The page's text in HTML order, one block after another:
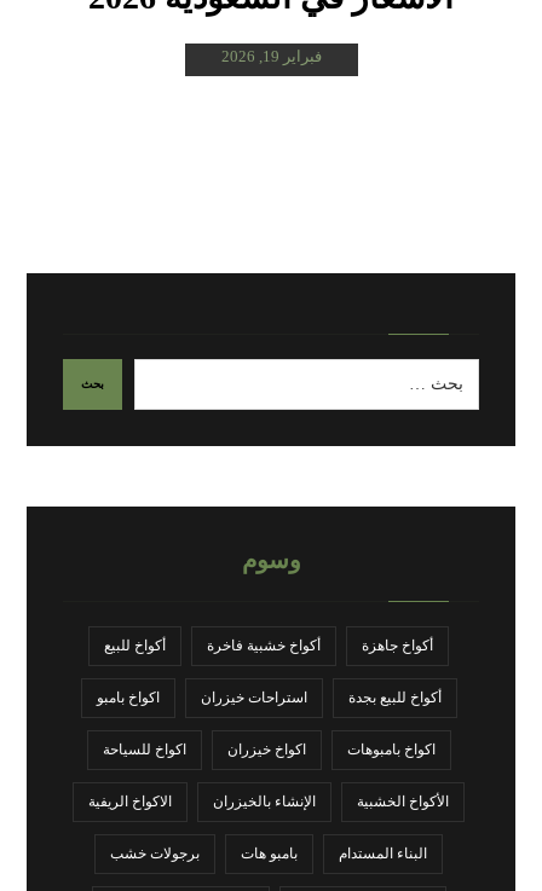
فبراير 19, 2026
وسوم
أكواخ جاهزة أكواخ خشبية فاخرة أكواخ للبيع
أكواخ للبيع بجدة استراحات خيزران اكواخ بامبو
اكواخ بامبوهات اكواخ خيزران اكواخ للسياحة
الأكواخ الخشبية الإنشاء بالخيزران الاكواخ الريفية
البناء المستدام بامبو هات برجولات خشب